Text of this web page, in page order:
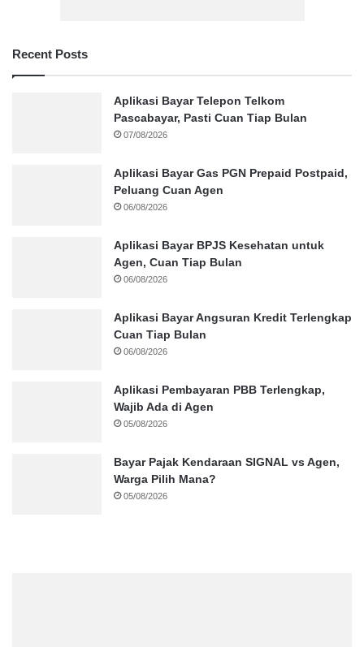
Recent Posts
Aplikasi Bayar Telepon Telkom
Pascabayar, Pasti Cuan Tiap Bulan
07/08/2026
Aplikasi Bayar Gas PGN Prepaid Postpaid,
Peluang Cuan Agen
06/08/2026
Aplikasi Bayar BPJS Kesehatan untuk
Agen, Cuan Tiap Bulan
06/08/2026
Aplikasi Bayar Angsuran Kredit Terlengkap
Cuan Tiap Bulan
06/08/2026
Aplikasi Pembayaran PBB Terlengkap,
Wajib Ada di Agen
05/08/2026
Bayar Pajak Kendaraan SIGNAL vs Agen,
Warga Pilih Mana?
05/08/2026